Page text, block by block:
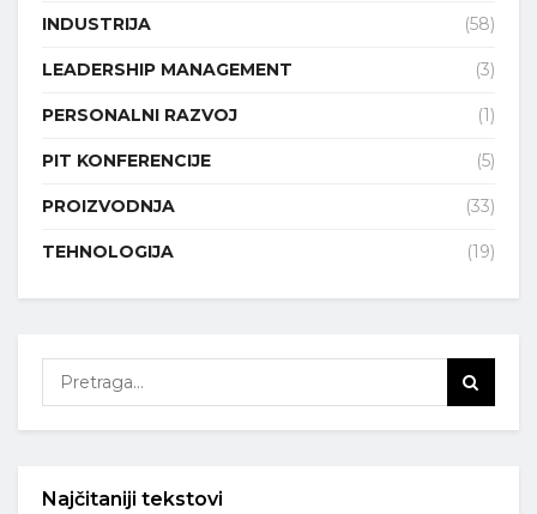
INDUSTRIJA (58)
LEADERSHIP MANAGEMENT (3)
PERSONALNI RAZVOJ (1)
PIT KONFERENCIJE (5)
PROIZVODNJA (33)
TEHNOLOGIJA (19)
Najčitaniji tekstovi